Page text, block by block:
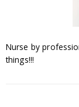
Nurse by
things!!!